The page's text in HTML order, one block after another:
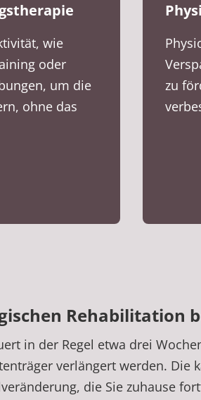
wie
oder
um die
ohne das
zu
Rehabilitation
in der Regel etwa drei
verlängert werden. Die
die Sie zuhause